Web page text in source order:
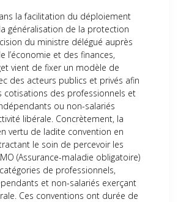
la facilitation du déploiement
généralisation de la protection
du ministre délégué auprès
l’économie et des finances,
vient de fixer un modèle de
des acteurs publics et privés afin
cotisations des professionnels et
ou non-salariés
libérale. Concrètement, la
vertu de ladite convention en
le soin de percevoir les
(Assurance-maladie obligatoire)
de professionnels,
et non-salariés exerçant
Ces conventions ont durée de